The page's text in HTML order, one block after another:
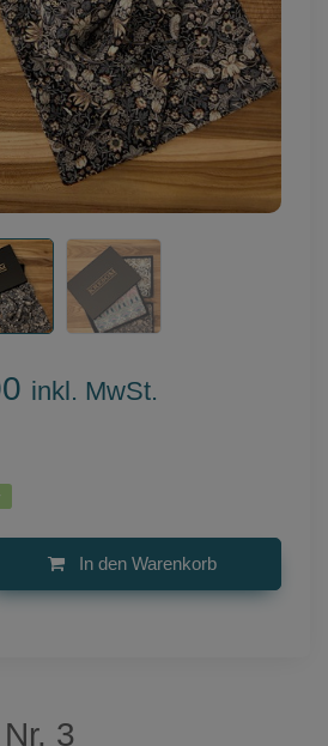
inkl. MwSt.
In den Warenkorb
3